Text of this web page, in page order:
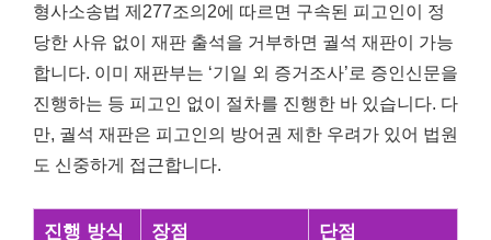
형사소송법 제277조의2에 따르면 구속된 피고인이 정
당한 사유 없이 재판 출석을 거부하면 궐석 재판이 가능
합니다. 이미 재판부는 ‘기일 외 증거조사’로 증인신문을
진행하는 등 피고인 없이 절차를 진행한 바 있습니다. 다
만, 궐석 재판은 피고인의 방어권 제한 우려가 있어 법원
도 신중하게 접근합니다.
진행 방식 장점 단점